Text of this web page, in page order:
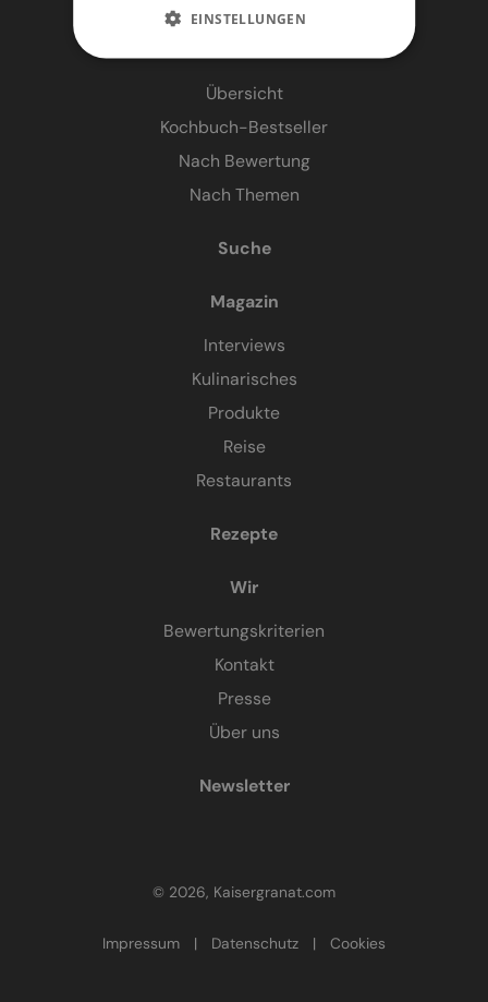
Übersicht
Kochbuch-Bestseller
Nach Bewertung
Nach Themen
Suche
Magazin
Interviews
Kulinarisches
Produkte
Reise
Restaurants
Rezepte
Wir
Bewertungskriterien
Kontakt
Presse
Über uns
Newsletter
© 2026, Kaisergranat.com
Impressum | Datenschutz | Cookies
EINSTELLUNGEN